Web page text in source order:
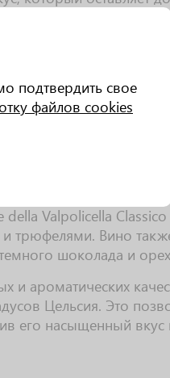
подтвердить свое
файлов cookies
вина
della Valpolicella
уловить нотки
кофе и
даря новые
дополнительную
блюдами, такими
с интенсивным
Valpolicella Classico
трюфелями. Вино
шоколада и
и ароматических
Цельсия. Это
его насыщенный вкус